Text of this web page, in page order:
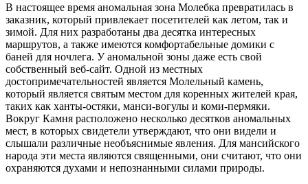
В настоящее время аномальная зона Молебка превратилась в
заказник, который привлекает посетителей как летом, так и
зимой. Для них разработаны два десятка интересных
маршрутов, а также имеются комфортабельные домики с
баней для ночлега. У аномальной зоны даже есть свой
собственный веб-сайт. Одной из местных
достопримечательностей является Молельный камень,
который является святым местом для коренных жителей края,
таких как ханты-остяки, манси-вогулы и коми-пермяки.
Вокруг Камня расположено несколько десятков аномальных
мест, в которых свидетели утверждают, что они видели и
слышали различные необъяснимые явления. Для мансийского
народа эти места являются священными, они считают, что они
охраняются духами и непознанными силами природы.